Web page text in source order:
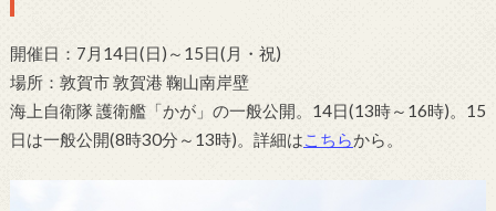
開催日：7月14日(日)～15日(月・祝)
場所：敦賀市 敦賀港 鞠山南岸壁
海上自衛隊 護衛艦「かが」の一般公開。14日(13時～16時)。15
日は一般公開(8時30分～13時)。詳細はこちらから。